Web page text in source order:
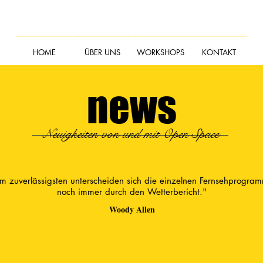
HOME ÜBER UNS WORKSHOPS KONTAKT
news
Neuigkeiten von und mit Open Space
zuverlässigsten unterscheiden sich die einzelnen
noch immer durch den Wetterbericht."
Woody Allen